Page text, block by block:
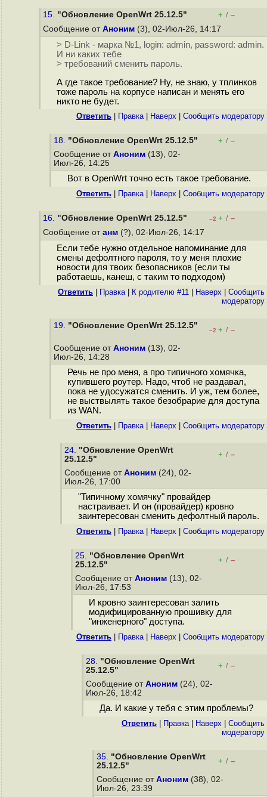
15. "Обновление OpenWrt 25.12.5" + / –
Сообщение от Аноним (3), 02-Июл-26, 14:17
> D-Link - марка №1, login: admin, password: admin.
И ни каких тебе
> требований сменить пароль.
А где такое требование? Ну, не знаю, у тплинков
тоже пароль на корпусе написан и менять его
никто не будет.
Ответить Правка| Наверх Cообщить модератору
18. "Обновление OpenWrt 25.12.5" + / –
Сообщение от Аноним (13), 02-
Июл-26, 14:25
Вот в OpenWrt точно есть такое требование.
Ответить Правка| Наверх Cообщить модератору
16. "Обновление OpenWrt 25.12.5" –2 + / –
Сообщение от анм (?), 02-Июл-26, 14:17
Если тебе нужно отдельное напоминание для
смены дефолтного пароля, то у меня плохие
новости для твоих безопасников (если ты
работаешь, канеш, с таким то подходом)
Ответить Правка| К родителю #11 Наверх
Cообщить
модератору
19. "Обновление OpenWrt 25.12.5"
–2 + / –
Сообщение от Аноним (13), 02-
Июл-26, 14:28
Речь не про меня, а про типичного хомячка,
купившего роутер. Надо, чтоб не раздавал,
пока не удосужатся сменить. И уж, тем более,
не выствылять такое безобраpие для доступа
из WAN.
Ответить Правка| Наверх Cообщить модератору
24. "Обновление OpenWrt
25.12.5"
+ / –
Сообщение от Аноним (24), 02-
Июл-26, 17:00
"Типичному хомячку" провайдер
настраивает. И он (провайдер) кровно
заинтересован сменить дефолтный пароль.
Ответить Правка| Наверх Cообщить модератору
25. "Обновление OpenWrt
25.12.5"
+ / –
Сообщение от Аноним (13), 02-
Июл-26, 17:53
И кровно заинтересован залить
модифицированную прошивку для
"инженерного" доступа.
Ответить Правка| Наверх Cообщить модератору
28. "Обновление OpenWrt
25.12.5"
+ / –
Сообщение от Аноним (24), 02-
Июл-26, 18:42
Да. И какие у тебя с этим проблемы?
Ответить Правка| Наверх
Cообщить
модератору
35. "Обновление OpenWrt
25.12.5"
+ / –
Сообщение от Аноним (38), 02-
Июл-26, 23:39